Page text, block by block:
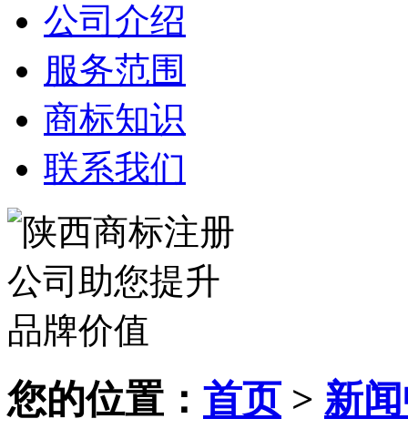
公司介绍
服务范围
商标知识
联系我们
您的位置： 首页> 新